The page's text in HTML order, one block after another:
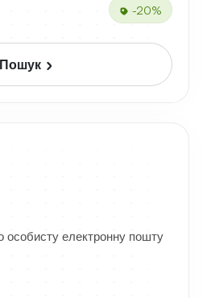
-20%
Пошук
особисту електронну пошту